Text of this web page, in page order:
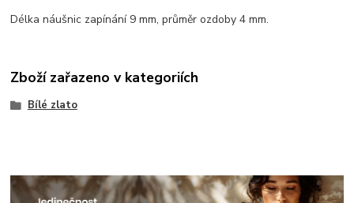
Délka náušnic zapínání 9 mm, průměr ozdoby 4 mm.
Zboží zařazeno v kategoriích
Bílé zlato